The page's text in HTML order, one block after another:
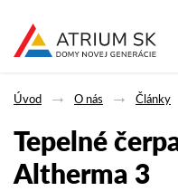
Úvod O nás Články
Tepelné
Altherma 3